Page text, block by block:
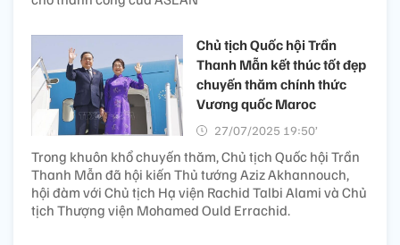
Chủ tịch Quốc hội Trần
Thanh Mẫn kết thúc tốt đẹp
chuyến thăm chính thức
Vương quốc Maroc
27/07/2025 19:50’
Trong khuôn khổ chuyến thăm, Chủ tịch Quốc hội Trần
Thanh Mẫn đã hội kiến Thủ tướng Aziz Akhannouch,
hội đàm với Chủ tịch Hạ viện Rachid Talbi Alami và Chủ
tịch Thượng viện Mohamed Ould Errachid.